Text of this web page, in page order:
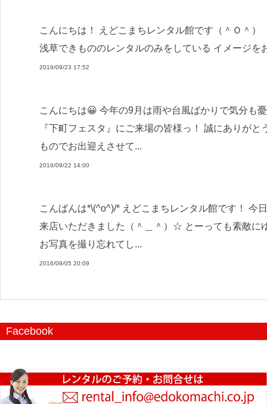
こんにちは！ えどこまちレンタル館です（＾Ｏ＾
浅草できもののレンタルのみをしている イメージ
2016/09/23 17:52
こんにちは😀 今年の9月は雨や台風ばかりで気分も
『下町フェスタ』にご来場の皆様っ！ 誠にありが
ものでお出迎えさせて...
2016/09/22 14:00
こんばんは*\(^o^)/* えどこまちレンタル館です！ 今
来店いただきました（＾＿＾）☆ とーっても素敵
お写真を撮り忘れてし...
2016/09/05 20:09
Facebook